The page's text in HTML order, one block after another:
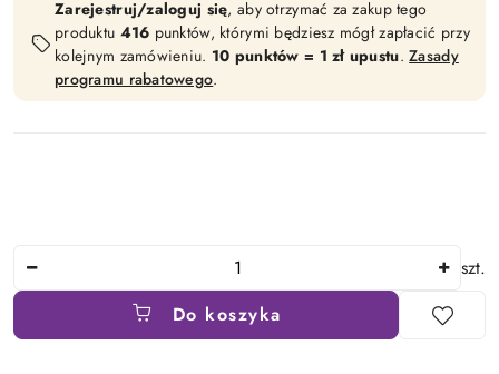
Zarejestruj/zaloguj się, aby otrzymać za zakup tego
produktu 416 punktów, którymi będziesz mógł zapłacić przy
kolejnym zamówieniu. 10 punktów = 1 zł upustu.Zasady
programu rabatowego.
szt.
Do koszyka